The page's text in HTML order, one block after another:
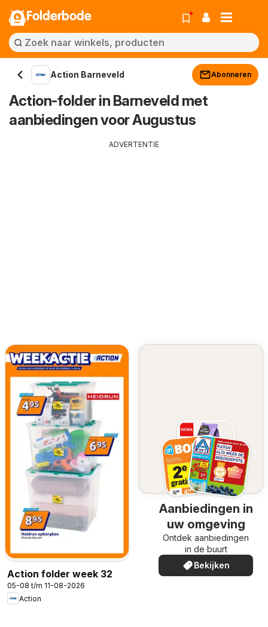
Folderbode
Action Barneveld Abonneren
Action-folder in Barneveld met
aanbiedingen voor Augustus
ADVERTENTIE
Action folder week 32
05-08 t/m 11-08-2026
Action
Aanbiedingen in
uw omgeving
Ontdek aanbiedingen
in de buurt
Bekijken